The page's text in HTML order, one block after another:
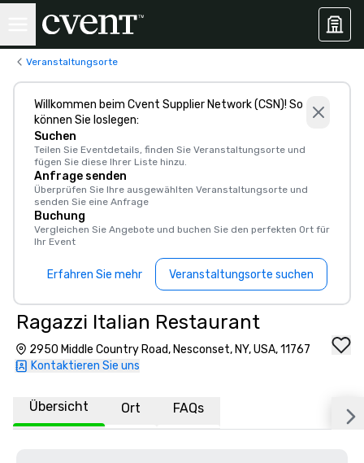
Veranstaltungsorte
Willkommen beim Cvent Supplier Network (CSN)! So
können Sie loslegen:
Suchen
Teilen Sie Eventdetails, finden Sie Veranstaltungsorte und
fügen Sie diese Ihrer Liste hinzu.
Anfrage senden
Überprüfen Sie Ihre ausgewählten Veranstaltungsorte und
senden Sie eine Anfrage
Buchung
Vergleichen Sie Angebote und buchen Sie den perfekten Ort für
Ihr Event
Erfahren Sie mehr Veranstaltungsorte suchen
Ragazzi Italian Restaurant
2950 Middle Country Road, Nesconset, NY, USA, 11767
Kontaktieren Sie uns
Übersicht Ort FAQs